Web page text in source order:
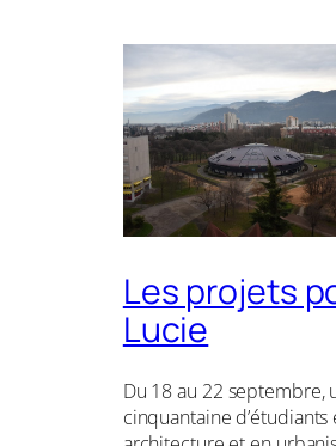
Les projets
Lucie
Du 18 au 22 septembre,
cinquantaine d’étudiants